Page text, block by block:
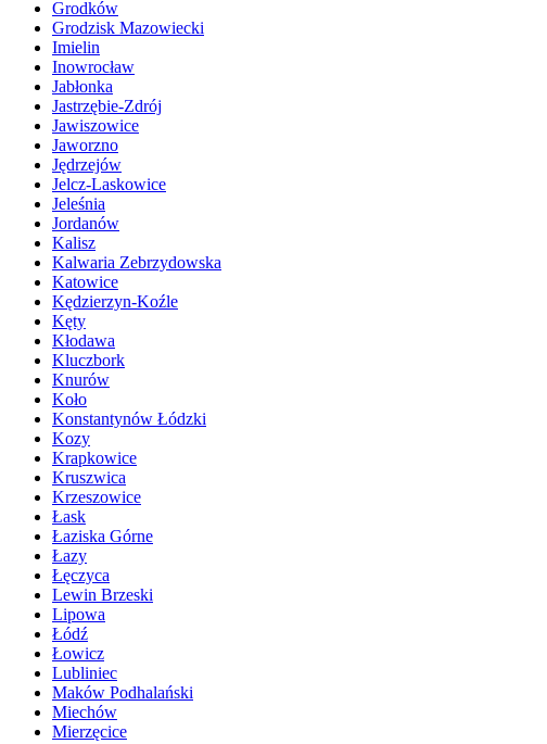
Grodków
Grodzisk Mazowiecki
Imielin
Inowrocław
Jabłonka
Jastrzębie-Zdrój
Jawiszowice
Jaworzno
Jędrzejów
Jelcz-Laskowice
Jeleśnia
Jordanów
Kalisz
Kalwaria Zebrzydowska
Katowice
Kędzierzyn-Koźle
Kęty
Kłodawa
Kluczbork
Knurów
Koło
Konstantynów Łódzki
Kozy
Krapkowice
Kruszwica
Krzeszowice
Łask
Łaziska Górne
Łazy
Łęczyca
Lewin Brzeski
Lipowa
Łódź
Łowicz
Lubliniec
Maków Podhalański
Miechów
Mierzęcice